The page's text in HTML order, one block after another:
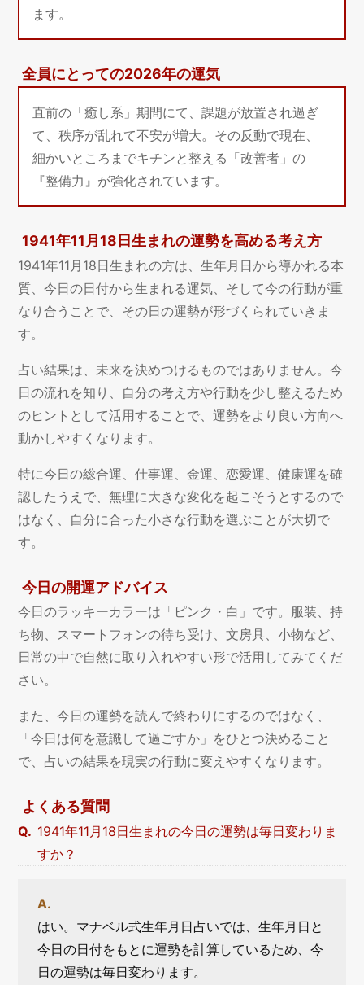
ます。
全員にとっての2026年の運気
直前の「癒し系」期間にて、課題が放置され過ぎ
て、秩序が乱れて不安が増大。その反動で現在、
細かいところまでキチンと整える「改善者」の
『整備力』が強化されています。
1941年11月18日生まれの運勢を高める考え方
1941年11月18日生まれの方は、生年月日から導かれる本
質、今日の日付から生まれる運気、そして今の行動が重
なり合うことで、その日の運勢が形づくられていきま
す。
占い結果は、未来を決めつけるものではありません。今
日の流れを知り、自分の考え方や行動を少し整えるため
のヒントとして活用することで、運勢をより良い方向へ
動かしやすくなります。
特に今日の総合運、仕事運、金運、恋愛運、健康運を確
認したうえで、無理に大きな変化を起こそうとするので
はなく、自分に合った小さな行動を選ぶことが大切で
す。
今日の開運アドバイス
今日のラッキーカラーは「ピンク・白」です。服装、持
ち物、スマートフォンの待ち受け、文房具、小物など、
日常の中で自然に取り入れやすい形で活用してみてくだ
さい。
また、今日の運勢を読んで終わりにするのではなく、
「今日は何を意識して過ごすか」をひとつ決めること
で、占いの結果を現実の行動に変えやすくなります。
よくある質問
1941年11月18日生まれの今日の運勢は毎日変わりま
すか？
はい。マナベル式生年月日占いでは、生年月日と
今日の日付をもとに運勢を計算しているため、今
日の運勢は毎日変わります。